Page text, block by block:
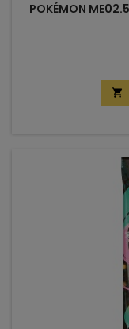
POKÉMON
